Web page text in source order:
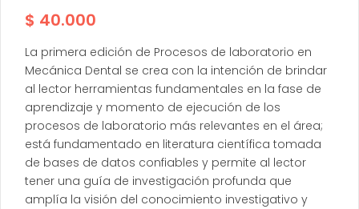
$ 40.000
La primera edición de Procesos de laboratorio en
Mecánica Dental se crea con la intención de brindar
al lector herramientas fundamentales en la fase de
aprendizaje y momento de ejecución de los
procesos de laboratorio más relevantes en el área;
está fundamentado en literatura científica tomada
de bases de datos confiables y permite al lector
tener una guía de investigación profunda que
amplía la visión del conocimiento investigativo y